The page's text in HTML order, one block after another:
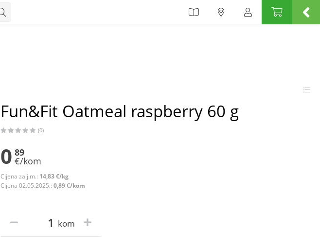
Fun&Fit Oatmeal raspberry 60 g
(0)
0 89
€/kom
Cijena za j.m.: 14,83 €/kg
Cijena 02.05.2025.: 0,89 €/kom
kom